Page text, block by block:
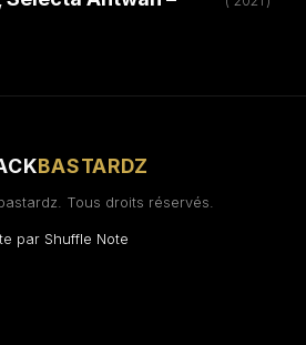
BASTARDZ
Tous droits réservés.
par Shuffle Note